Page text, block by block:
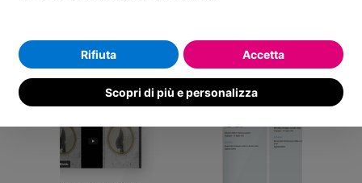
Scopri di più e personalizza
Rifiuta Accetta